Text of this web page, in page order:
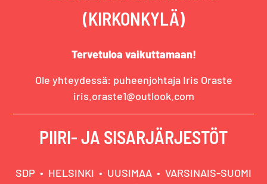
(KIRKONKYLÄ)
Tervetuloa vaikuttamaan!
Ole yhteydessä: puheenjohtaja Iris Oraste
iris.oraste1@outlook.com
PIIRI- JA SISARJÄRJESTÖT
SDP HELSINKI UUSIMAA
VARSINAIS-SUOMI